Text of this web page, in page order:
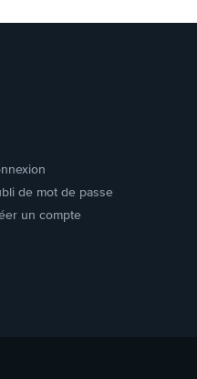
de mot de passe
un compte